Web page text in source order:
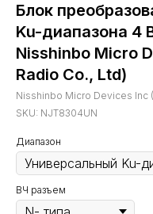
Блок
Ku-диапазона 4
Nisshinbo Micro
Radio Co., Ltd)
Nisshinbo Micro Devices Inc
SKU: NJT8304UN
Диапазон
ВЧ разъем